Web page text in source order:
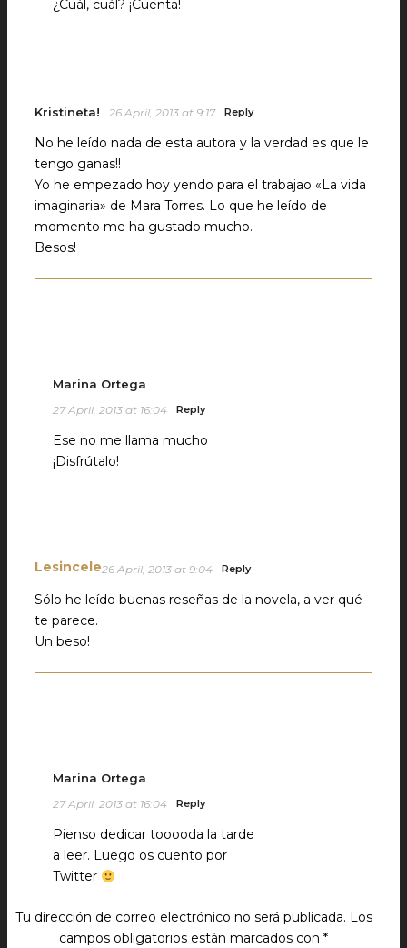
¿Cuál, cuál? ¡Cuenta!
Kristineta! 26 April, 2013 at 9:17 Reply
No he leído nada de esta autora y la verdad es que le
tengo ganas!!
Yo he empezado hoy yendo para el trabajao «La vida
imaginaria» de Mara Torres. Lo que he leído de
momento me ha gustado mucho.
Besos!
Marina Ortega
27 April, 2013 at 16:04 Reply
Ese no me llama mucho
¡Disfrútalo!
Lesincele26 April, 2013 at 9:04 Reply
Sólo he leído buenas reseñas de la novela, a ver qué
te parece.
Un beso!
Marina Ortega
27 April, 2013 at 16:04 Reply
Pienso dedicar tooooda la tarde
a leer. Luego os cuento por
Twitter
Tu dirección de correo electrónico no será publicada. Los
campos obligatorios están marcados con*